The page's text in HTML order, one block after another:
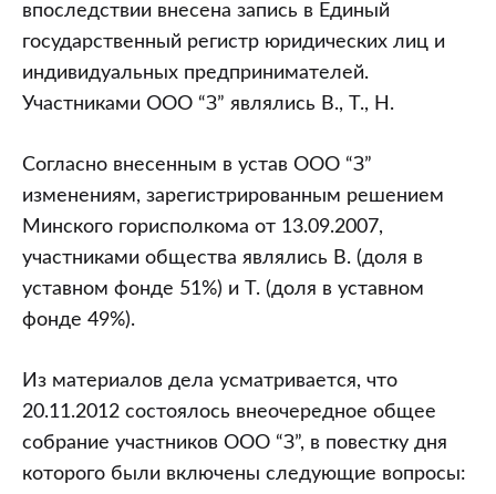
впоследствии внесена запись в Единый
государственный регистр юридических лиц и
индивидуальных предпринимателей.
Участниками ООО “З” являлись В., Т., Н.
Согласно внесенным в устав ООО “З”
изменениям, зарегистрированным решением
Минского горисполкома от 13.09.2007,
участниками общества являлись В. (доля в
уставном фонде 51%) и Т. (доля в уставном
фонде 49%).
Из материалов дела усматривается, что
20.11.2012 состоялось внеочередное общее
собрание участников ООО “З”, в повестку дня
которого были включены следующие вопросы: